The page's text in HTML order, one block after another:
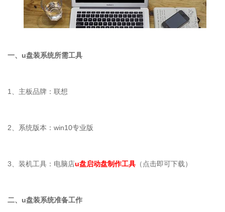
一、 u盘装系统所需工具
1 、主板品牌：联想
2 、系统版本： win10专业版
3 、装机工具：电脑店u盘启动盘制作工具 （点击即可下载）
二、 u盘装系统准备工作